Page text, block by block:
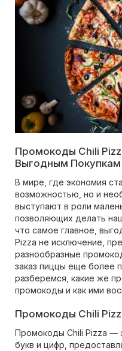
Промокоды Chili
Выгодным Покупкам
В мире, где экономия
возможностью, но и
выступают в роли
позволяющих делать
что самое главное,
Pizza не исключение,
разнообразные
заказ пиццы еще более
разберемся, какие же
промокоды и как ими
Промокоды Chili
Промокоды Chili Pizza —
букв и цифр,